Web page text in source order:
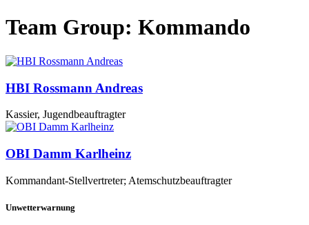
Team Group: Kommando
HBI Rossmann Andreas
Kassier, Jugendbeauftragter
OBI Damm Karlheinz
Kommandant-Stellvertreter; Atemschutzbeauftragter
Unwetterwarnung